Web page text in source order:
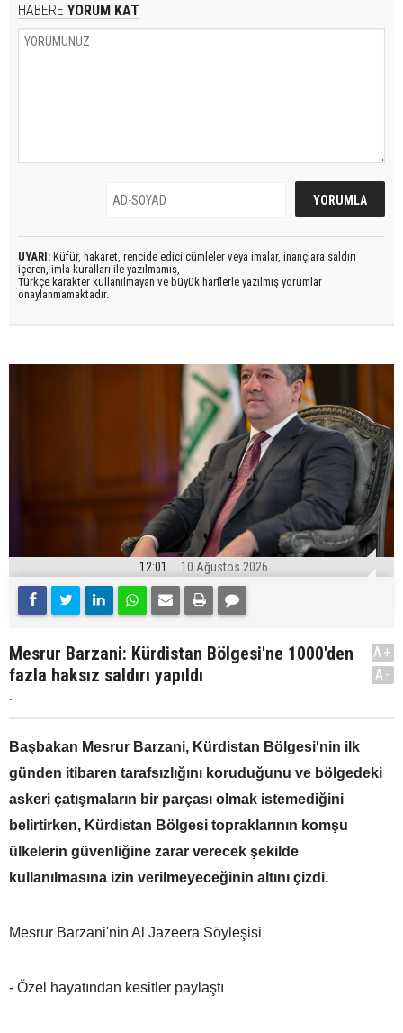
HABERE YORUM KAT
UYARI: Küfür, hakaret, rencide edici cümleler veya imalar, inançlara saldırı
içeren, imla kuralları ile yazılmamış,
Türkçe karakter kullanılmayan ve büyük harflerle yazılmış yorumlar
onaylanmamaktadır.
12:01 10 Ağustos 2026
Mesrur Barzani: Kürdistan Bölgesi'ne 1000'den
fazla haksız saldırı yapıldı
.
A+
A-
Başbakan Mesrur Barzani, Kürdistan Bölgesi'nin ilk
günden itibaren tarafsızlığını koruduğunu ve bölgedeki
askeri çatışmaların bir parçası olmak istemediğini
belirtirken, Kürdistan Bölgesi topraklarının komşu
ülkelerin güvenliğine zarar verecek şekilde
kullanılmasına izin verilmeyeceğinin altını çizdi.
Mesrur Barzani'nin Al Jazeera Söyleşisi
- Özel hayatından kesitler paylaştı